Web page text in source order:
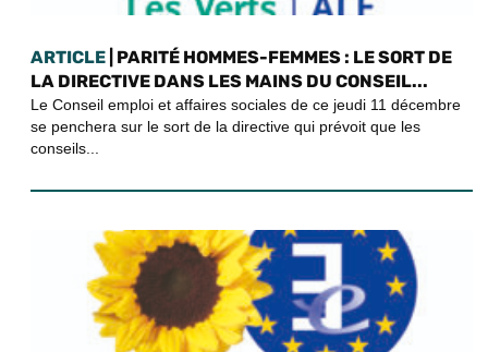
ARTICLE | PARITÉ HOMMES-FEMMES : LE SORT DE
LA DIRECTIVE DANS LES MAINS DU CONSEIL...
Le Conseil emploi et affaires sociales de ce jeudi 11 décembre
se penchera sur le sort de la directive qui prévoit que les
conseils...